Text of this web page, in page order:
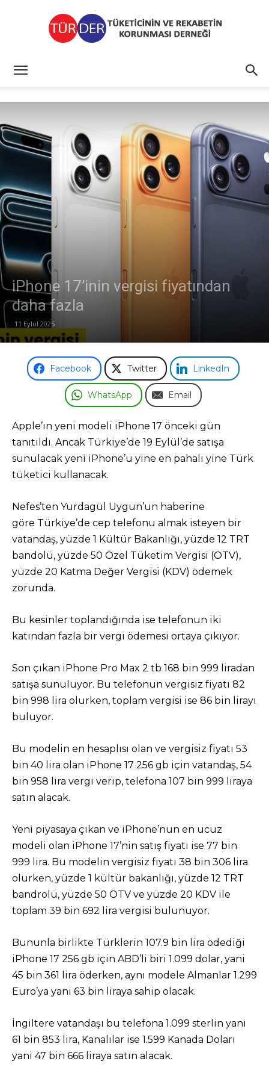
iPhone 17’inin vergisi fiyatından
daha fazla
11 Eylül 2025
Facebook Twitter LinkedIn
WhatsApp Email
Apple’ın yeni modeli iPhone 17 önceki gün
tanıtıldı. Ancak Türkiye’de 19 Eylül’de satışa
sunulacak yeni iPhone’u yine en pahalı yine Türk
tüketici kullanacak.
Nefes’ten Yurdagül Uygun’un haberine
göre Türkiye’de cep telefonu almak isteyen bir
vatandaş, yüzde 1 Kültür Bakanlığı, yüzde 12 TRT
bandolü, yüzde 50 Özel Tüketim Vergisi (ÖTV),
yüzde 20 Katma Değer Vergisi (KDV) ödemek
zorunda.
Bu kesinler toplandığında ise telefonun iki
katından fazla bir vergi ödemesi ortaya çıkıyor.
Son çıkan iPhone Pro Max 2 tb 168 bin 999 liradan
satışa sunuluyor. Bu telefonun vergisiz fiyatı 82
bin 998 lira olurken, toplam vergisi ise 86 bin lirayı
buluyor.
Bu modelin en hesaplısı olan ve vergisiz fiyatı 53
bin 40 lira olan iPhone 17 256 gb için vatandaş, 54
bin 958 lira vergi verip, telefona 107 bin 999 liraya
satın alacak.
Yeni piyasaya çıkan ve iPhone’nun en ucuz
modeli olan iPhone 17’nin satış fiyatı ise 77 bin
999 lira. Bu modelin vergisiz fiyatı 38 bin 306 lira
olurken, yüzde 1 kültür bakanlığı, yüzde 12 TRT
bandrolü, yüzde 50 ÖTV ve yüzde 20 KDV ile
toplam 39 bin 692 lira vergisi bulunuyor.
Bununla birlikte Türklerin 107.9 bin lira ödediği
iPhone 17 256 gb için ABD’li biri 1.099 dolar, yani
45 bin 361 lira öderken, aynı modele Almanlar 1.299
Euro’ya yani 63 bin liraya sahip olacak.
İngiltere vatandaşı bu telefona 1.099 sterlin yani
61 bin 853 lira, Kanalılar ise 1.599 Kanada Doları
yani 47 bin 666 liraya satın alacak.